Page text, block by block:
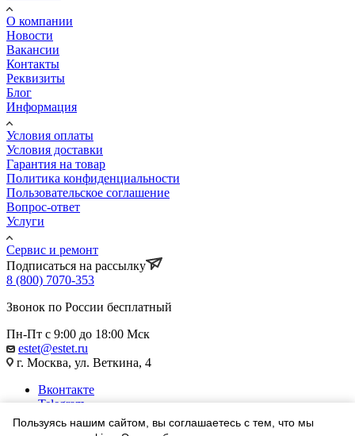
О компании
Новости
Вакансии
Контакты
Реквизиты
Блог
Информация
Условия оплаты
Условия доставки
Гарантия на товар
Политика конфиденциальности
Пользовательское соглашение
Вопрос-ответ
Услуги
Сервис и ремонт
Подписаться на рассылку
8 (800) 7070-353
Звонок по России бесплатный
Пн-Пт с 9:00 до 18:00 Мск
estet@estet.ru
г. Москва, ул. Веткина, 4
Вконтакте
Telegram
Одноклассники
WhatsApp
Пользуясь нашим сайтом, вы соглашаетесь с тем, что мы